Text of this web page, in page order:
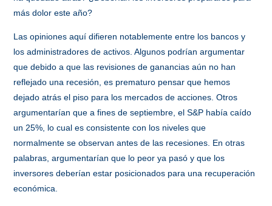
más dolor este año?
Las opiniones aquí difieren notablemente entre los bancos y
los administradores de activos. Algunos podrían argumentar
que debido a que las revisiones de ganancias aún no han
reflejado una recesión, es prematuro pensar que hemos
dejado atrás el piso para los mercados de acciones. Otros
argumentarían que a fines de septiembre, el S&P había caído
un 25%, lo cual es consistente con los niveles que
normalmente se observan antes de las recesiones. En otras
palabras, argumentarían que lo peor ya pasó y que los
inversores deberían estar posicionados para una recuperación
económica.